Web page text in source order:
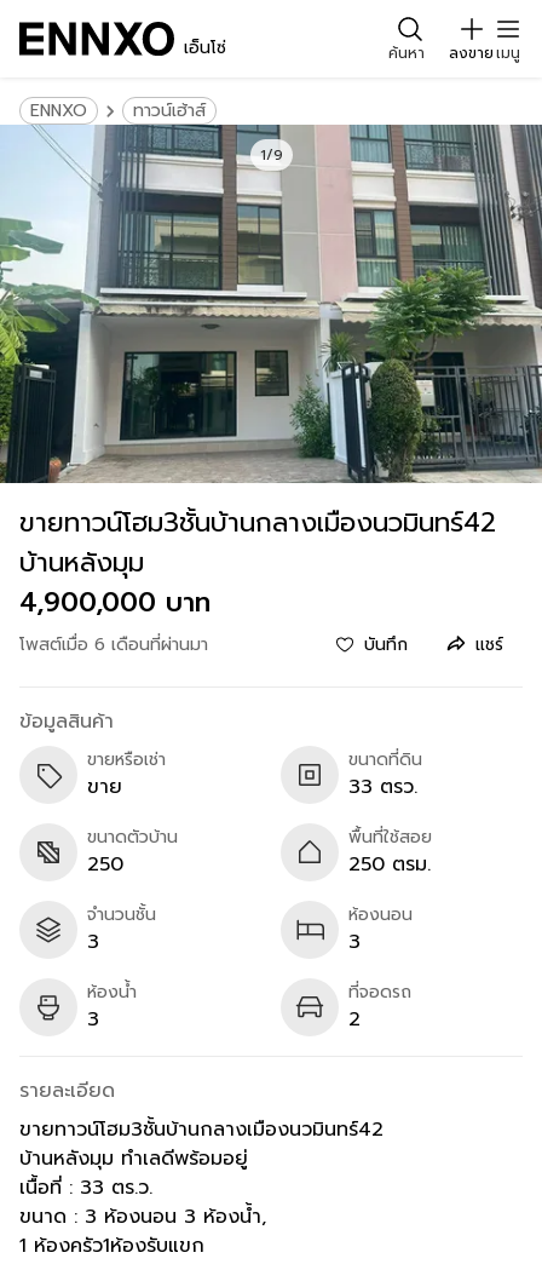
เอ็นโซ่ ค้นหา ลงขายเมนู
ENNXO ทาวน์เฮ้าส์
1/9
ขายทาวน์โฮม3ชั้นบ้านกลางเมืองนวมินทร์42
บ้านหลังมุม
4,900,000 บาท
โพสต์เมื่อ 6 เดือนที่ผ่านมา บันทึก แชร์
ข้อมูลสินค้า
ขายหรือเช่า
ขาย
ขนาดที่ดิน
33 ตรว.
ขนาดตัวบ้าน
250
พื้นที่ใช้สอย
250 ตรม.
จำนวนชั้น
3
ห้องนอน
3
ห้องน้ำ
3
ที่จอดรถ
2
รายละเอียด
ขายทาวน์โฮม3ชั้นบ้านกลางเมืองนวมินทร์42
บ้านหลังมุม ทำเลดีพร้อมอยู่
เนื้อที่ : 33 ตร.ว.
ขนาด : 3 ห้องนอน 3 ห้องน้ำ,
1 ห้องครัว1ห้องรับแขก